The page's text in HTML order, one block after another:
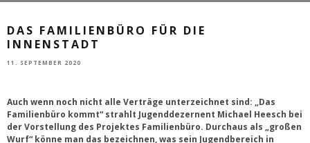
DAS FAMILIENBÜRO FÜR DIE
INNENSTADT
11. SEPTEMBER 2020
Auch wenn noch nicht alle Verträge unterzeichnet sind: „Das
Familienbüro kommt“ strahlt Jugenddezernent Michael Heesch bei
der Vorstellung des Projektes Familienbüro. Durchaus als „großen
Wurf“ könne man das bezeichnen, was sein Jugendbereich in